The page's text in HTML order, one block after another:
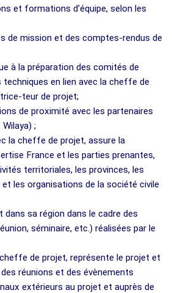
et formations d’équipe, selon les
de mission et des comptes-rendus de
à la préparation des comités de
en lien avec la cheffe de
teur de projet;
de proximité avec les partenaires
;
la cheffe de projet, assure la
France et les parties prenantes,
territoriales, les provinces, les
les organisations de la société civile
sa région dans le cadre des
séminaire, etc.) réalisées par le
de projet, représente le projet et
réunions et des évènements
extérieurs au projet et auprès de